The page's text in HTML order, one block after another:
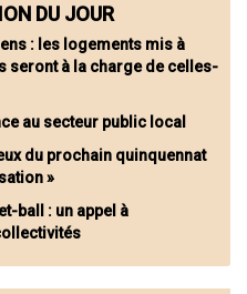
DU JOUR
: les logements mis à
seront à la charge de celles-
au secteur public local
du prochain quinquennat
»
ball : un appel à